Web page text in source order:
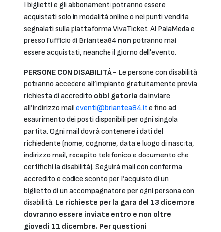
I biglietti e gli abbonamenti potranno essere
acquistati solo in modalità online o nei punti vendita
segnalati sulla piattaforma VivaTicket. Al PalaMeda e
presso l'ufficio di Briantea84 non potranno mai
essere acquistati, neanche il giorno dell'evento.
PERSONE CON DISABILITÀ - Le persone con disabilità
potranno accedere all’impianto gratuitamente previa
richiesta di accredito obbligatoria da inviare
all’indirizzo mail eventi@briantea84.it e fino ad
esaurimento dei posti disponibili per ogni singola
partita. Ogni mail dovrà contenere i dati del
richiedente (nome, cognome, data e luogo di nascita,
indirizzo mail, recapito telefonico e documento che
certifichi la disabilità). Seguirà mail con conferma
accredito e codice sconto per l’acquisto di un
biglietto di un accompagnatore per ogni persona con
disabilità. Le richieste per la gara del 13 dicembre
dovranno essere inviate entro e non oltre
giovedì 11 dicembre. Per questioni